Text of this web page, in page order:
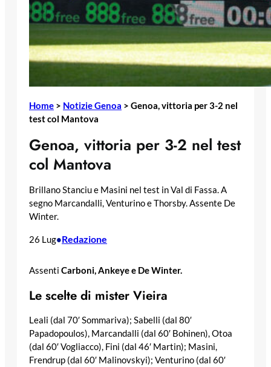
Home > Notizie Genoa > Genoa, vittoria per 3-2 nel
test col Mantova
Genoa, vittoria per 3-2 nel test
col Mantova
Brillano Stanciu e Masini nel test in Val di Fassa. A
segno Marcandalli, Venturino e Thorsby. Assente De
Winter.
26 Lug•Redazione
Assenti Carboni, Ankeye e De Winter.
Le scelte di mister Vieira
Leali (dal 70′ Sommariva); Sabelli (dal 80′
Papadopoulos), Marcandalli (dal 60′ Bohinen), Otoa
(dal 60′ Vogliacco), Fini (dal 46′ Martin); Masini,
Frendrup (dal 60′ Malinovskyi); Venturino (dal 60′